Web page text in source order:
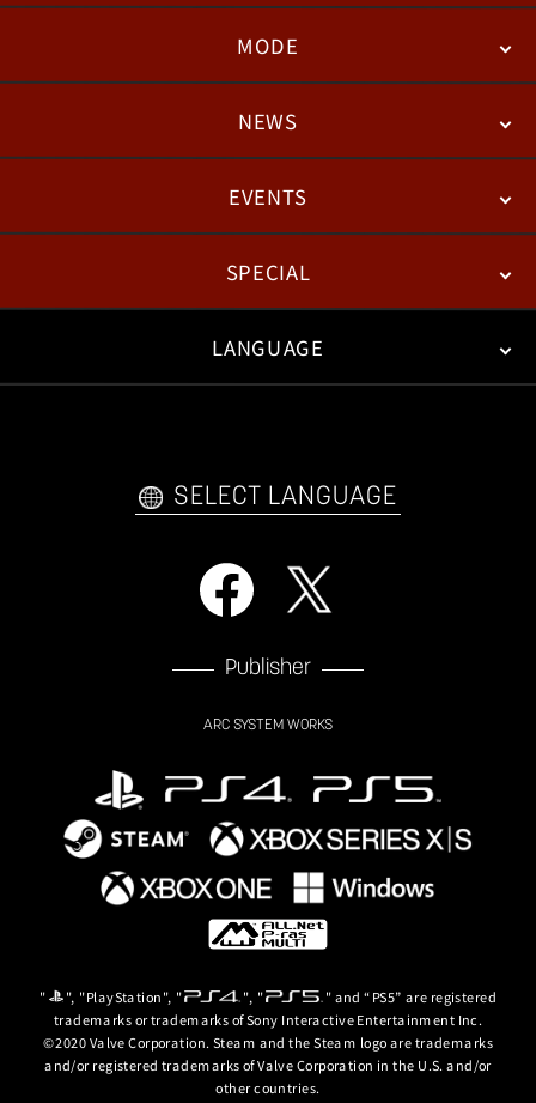
MODE
BATTLENEWS
패치노트
EVENTS
ESPORTS
SPECIAL
WEB COMICS
LANGUAGE
SELECT LANGUAGE
Publisher
ARC SYSTEM WORKS
" ", "PlayStation", " ", " " and “PS5” are registered
trademarks or trademarks of Sony Interactive Entertainment Inc.
©2020 Valve Corporation. Steam and the Steam logo are trademarks
and/or registered trademarks of Valve Corporation in the U.S. and/or
other countries.